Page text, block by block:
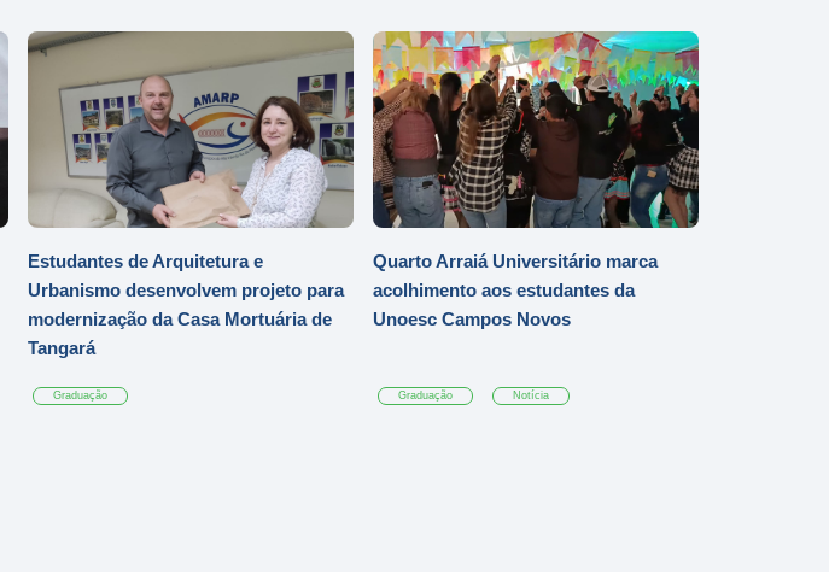
Estudantes de Arquitetura e
Urbanismo desenvolvem projeto para
modernização da Casa Mortuária de
Tangará
Graduação
Quarto Arraiá Universitário marca
acolhimento aos estudantes da
Unoesc Campos Novos
Graduação Notícia